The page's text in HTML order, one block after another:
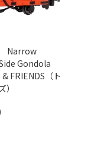
Narrow
Gondola
FRIENDS（ト